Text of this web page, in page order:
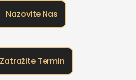
Nazovite Nas
Zatražite Termin